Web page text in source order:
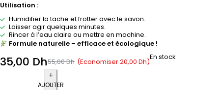
Utilisation :
Humidifier la tache et frotter avec le savon.
Laisser agir quelques minutes.
Rincer à l’eau claire ou mettre en machine.
Formule naturelle – efficace et écologique !
55,00Dh
35,00 Dh (Economiser20,00 Dh)En stock
AJOUTER